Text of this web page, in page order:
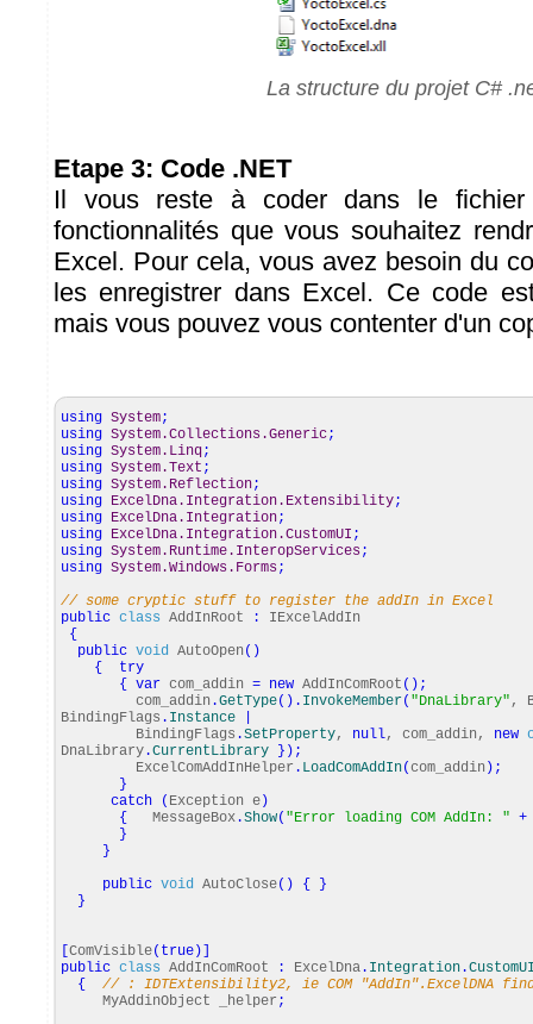
La structure du projet C#
Etape 3: Code .NET
Il vous reste à coder dans le
fonctionnalités que vous souhaitez
Excel. Pour cela, vous avez besoin du
les enregistrer dans Excel. Ce code
mais vous pouvez vous contenter d'un
using System;
using System.Collections.Generic;
using System.Linq;
using System.Text ;
using System.Reflection;
using ExcelDna.Integration.Extensibility;
using ExcelDna.Integration;
using ExcelDna.Integration.CustomUI ;
using System.Runtime.InteropServices;
using System.Windows.Forms;
// some cryptic stuff to register the addIn in Excel
public class AddInRoot :
IExcelAddIn
{
public void AutoOpen ( )
{
try
{
var com_addin = new AddInComRoot ( ) ;
com_addin .GetType( ) . InvokeMember( "DnaLibrary" ,
BindingFlags . Instance
BindingFlags .SetProperty, null, com_addin, new
DnaLibrary .CurrentLibrary } ) ;
ExcelComAddInHelper . LoadComAddIn(com_addin ) ;
}
catch
( Exception e )
{
MessageBox .Show( "Error loading COM AddIn: " +
}
}
public void AutoClose( ) {
}
}
ComVisible( true )
public class AddInComRoot : ExcelDna . Integration .
{
// : IDTExtensibility2, ie COM "AddIn".ExcelDNA
MyAddinObject _helper ;